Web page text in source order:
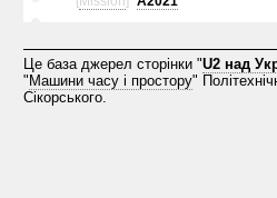
Це база джерел сторінки "U2 над
" Машини часу і простору"
Сікорського.